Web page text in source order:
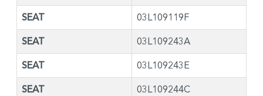
SEAT 03L109119F
SEAT 03L109243A
SEAT 03L109243E
SEAT 03L109244C